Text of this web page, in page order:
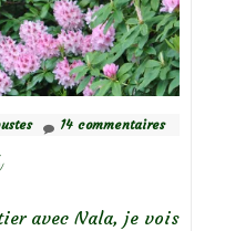
14 commentaires
avec Nala, je vois